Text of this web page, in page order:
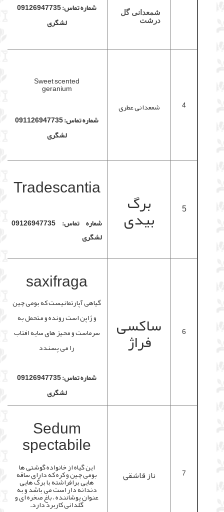
شمعدانی گل
درشت
شماره تماس: 09126947735
لشگری
4 شمعدانی عطری
Sweet scented
geranium
شماره تماس: 091126947735
لشگری
5 برگ
بیدی
Tradescantia
شماره تماس: 09126947735
لشگری
6 ساکسی
فراژ
saxifraga
گیاهی آپارتمانیست که بومی چین
و ژاپن است رونده و متحمل به
سرماست و محیز های سایه افتاب
را می پسندد
شماره تماس: 09126947735
لشگری
7 ناز قاشقی
Sedum
spectabile
این گیاه از خانواده گوشتی ها
بومی چین و کره که دارای ساقه
هایی برافراشته با برگ هایی
دندانه دار است می باشد و به
عنوان پوشاننده ، باغ صخره ای و
گلدانی کاربرد دارد.